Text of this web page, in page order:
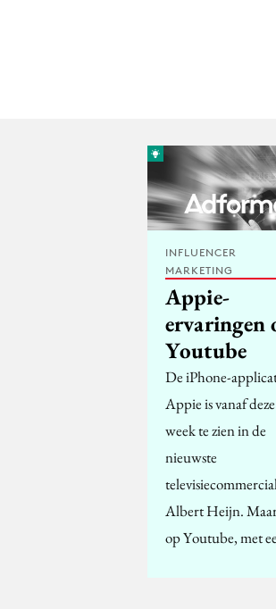
INFLUENCER
MARKETING
Appie-
ervaringen
Youtube
De iPhone-
Appie is vanaf deze
week te zien in de
nieuwste
Albert Heijn.
op Youtube, met